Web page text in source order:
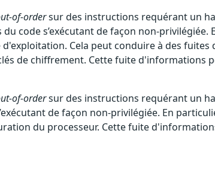
of-ordersur des instructions requérant un
code s’exécutant de façon non-
Cela peut conduire à des
de chiffrement. Cette fuite
of-ordersur des instructions requérant un
de façon non-privilégiée. En
du processeur. Cette fuite